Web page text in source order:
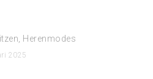
Herenmodes
2025